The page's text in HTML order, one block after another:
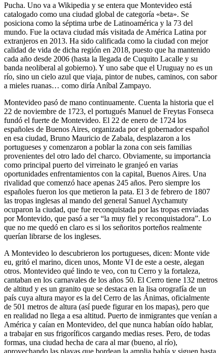
Pucha. Uno va a Wikipedia y se entera que Montevideo está
catalogado como una ciudad global de categoría «beta». Se
posiciona como la séptima urbe de Latinoamérica y la 73 del
mundo. Fue la octava ciudad más visitada de América Latina por
extranjeros en 2013. Ha sido calificada como la ciudad con mejor
calidad de vida de dicha región en 2018, puesto que ha mantenido
cada año desde 2006 (hasta la llegada de Cuquito Lacalle y su
banda neoliberal al gobierno). Y uno sabe que el Uruguay no es un
río, sino un cielo azul que viaja, pintor de nubes, caminos, con sabor
a mieles ruanas… como diría Aníbal Zampayo.
Montevideo pasó de mano continuamente. Cuenta la historia que el
22 de noviembre de 1723, el portugués Manuel de Freytas Fonseca
fundó el fuerte de Montevideo. El 22 de enero de 1724 los
españoles de Buenos Aires, organizada por el gobernador español
en esa ciudad, Bruno Mauricio de Zabala, desplazaron a los
portugueses y comenzaron a poblar la zona con seis familias
provenientes del otro lado del charco. Obviamente, su importancia
como principal puerto del virreinato le granjeó en varias
oportunidades enfrentamientos con la capital, Buenos Aires. Una
rivalidad que comenzó hace apenas 245 años. Pero siempre los
españoles fueron los que metieron la pata. El 3 de febrero de 1807
las tropas inglesas al mando del general Sanuel Aychamuty
ocuparon la ciudad, que fue reconquistada por las tropas enviadas
por Montevido, que pasó a ser “la muy fiel y reconquistadora”. Lo
que no me quedó en claro es si los señoritos porteños realmente
querían librarse de los ingleses.
A Montevideo lo descubrieron los portugueses, dicen: Monte vide
eu, gritó el marino, dicen unos, Monte VI de este a oeste, alegan
otros. Montevideo qué lindo te veo, con tu Cerro y la fortaleza,
cantaban en los carnavales de los años 50. El Cerro tiene 132 metros
de altitud y es un granito que se destaca en la lisa orografía de un
país cuya altura mayor es la del Cerro de las Ánimas, oficialmente
de 501 metros de altura (así puede figurar en los mapas), pero que
en realidad no llega a esa altitud. Puerto de inmigrantes que venían a
América y caían en Montevideo, del que nunca habían oído hablar,
a trabajar en sus frigoríficos cargando medias reses. Pero, de todas
formas, una ciudad hecha de cara al mar (bueno, al río),
aprovechando las playas que bordean la amplia bahía y siguen hasta